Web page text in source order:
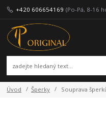
+420 606654169 (Po-Pá, 8-16
Úvod Šperky Souprava